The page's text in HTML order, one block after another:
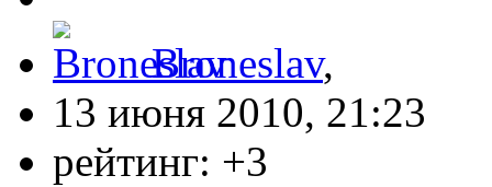
Broneslav,
13 июня 2010, 21:23
рейтинг: +3